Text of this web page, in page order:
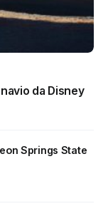
da Disney
Springs State